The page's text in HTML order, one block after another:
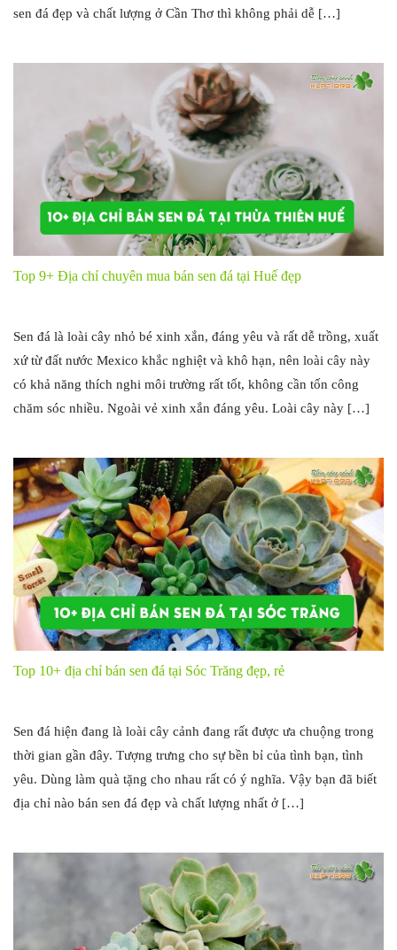
sen đá đẹp và chất lượng ở Cần Thơ thì không phải dễ […]
Top 9+ Địa chỉ chuyên mua bán sen đá tại Huế đẹp
Sen đá là loài cây nhỏ bé xinh xắn, đáng yêu và rất dễ trồng, xuất
xứ từ đất nước Mexico khắc nghiệt và khô hạn, nên loài cây này
có khả năng thích nghi môi trường rất tốt, không cần tốn công
chăm sóc nhiều. Ngoài vẻ xinh xắn đáng yêu. Loài cây này […]
Top 10+ địa chỉ bán sen đá tại Sóc Trăng đẹp, rẻ
Sen đá hiện đang là loài cây cảnh đang rất được ưa chuộng trong
thời gian gần đây. Tượng trưng cho sự bền bỉ của tình bạn, tình
yêu. Dùng làm quà tặng cho nhau rất có ý nghĩa. Vậy bạn đã biết
địa chỉ nào bán sen đá đẹp và chất lượng nhất ở […]